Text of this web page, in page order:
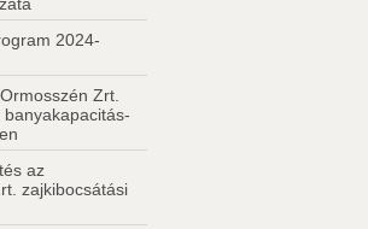
2024-
Zrt.
az
zajkibocsátási